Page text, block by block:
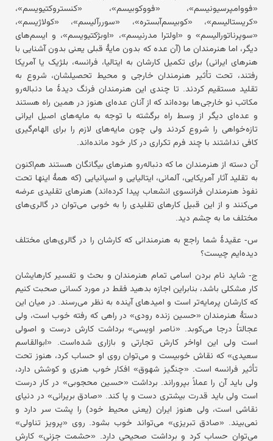
«فووامپرسیونیسم»، «فووکوبیسم»، «کنستروکتیویسم»،
«کریستالیسم»، «کوبیسم‌آبستره»، «سوررآلیسم»، «کولاژیسم»،
«سوپرناتورالیسم» و «اولترا مدرنیسم»، «اوبژکتیویسم»، و ایسم‌های
دیگر، اما هنرمندان ما (آن عده که بدون مایهٔ قبلی یعنی بدون آشنایی با
هنرهای ایرانی) برای تکمیل کارشان به ایتالیا، فرانسه، بلژیک یا آمریکا
رفتند، تحت تأثیر هنرمندان خارجی و محیط تحصیلشان، شروع به
تقلید مستقیم کردند. تا چندی این هنرمندان فرنگ دیدهٔ ما دنباله‌رو
مکاتب نو خارجی‌ها بوده‌اند که از آنان عده‌ای هنوز در همین راه هستند
و عده‌ای دیگر از وسط راه برگشته با توجه به مایه‌های اصیل ایرانی
تازه‌خواهی را شروع کردند ولی چون مایه‌های لازم را برای الهام‌گیری
کافی نداشتند با چند فرم تکراری در کار خود مانده‌اند.
آن دسته از هنرمندان ما که دنباله‌رو هنرهای بیگانگان هستند هم‌اکنون
به تقلید آثار آمریکایی، آلمانی، ایتالیایی و اسپانیایی (که همهٔ اینها تحت
نفوذ هنرمندان فرانسوی انشعاب پیدا کرده‌اند) هنرهای تقلیدی عرضه
می‌کنند و از این قبیل کارهای تقلیدی را به خوبی می‌توان در گالری‌های
مختلف ما به چشم دید.
س- عقیدهٔ شما راجع به هنرمندانی که کارشان را در گالری‌های مختلف
دیده‌ایم چیست؟
ج- شاید نام بردن اسامی تمام هنرمندان و بحث و تفسیر کارهایشان
کار مشکلی باشد، بنابراین اجازه بدهید فقط در مورد کسانی صحبت کنیم
که کارشان پرمایه‌تر است و امیدهای آینده به نظر می‌رسند. در میان این
دستهٔ هنرمندان «حسین زنده رودی» در راهی که رفته خوب است، ولی
عجالتاً درجا می‌کوبد. «ناصر اویسی» برداشت کارش درست و اصولی
است ولی این اواخر کارش تجارتی و بازاری شده‌است. «ابوالقاسم
سعیدی» که نقاش خوبیست و می‌توان روی او حساب کرد، هنوز تحت
تأثیر فرانسه است. «چنگیز شهوق» افکار خوب هنری و کوشش دارد،
ولی باید آن را عملاً بپروراند. برداشت «حسین محجوبی» در کار درست
است ولی باید قدرت بیشتری دست و پا کند. «صادق بریرانی» در دنیای
نقاشی است، ولی هنوز ایران (یعنی محیط خود) را پشت سر دارد و
نمی‌بیند. «صادق تبریزی» می‌تواند خوب بشود. روی «پرویز تناولی»
می‌توان حساب کرد و برداشت صحیحی دارد. «حشمت جزنی» کارش